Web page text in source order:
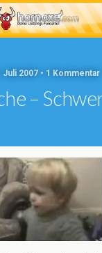
Juli 2007 • 1 Kommentar
–